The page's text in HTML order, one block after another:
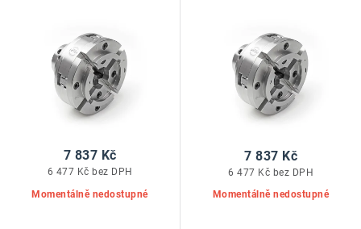
Momentálně nedostupné
6 477 Kč bez DPH
7 837 Kč
Momentálně nedostupné
6 477 Kč bez DPH
7 837 Kč